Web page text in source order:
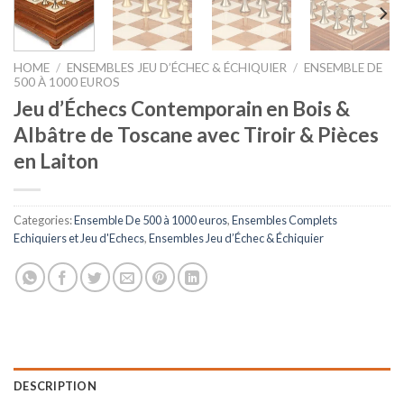
HOME / ENSEMBLES JEU D’ÉCHEC & ÉCHIQUIER / ENSEMBLE DE
500 À 1000 EUROS
Jeu d’Échecs Contemporain en Bois &
Albâtre de Toscane avec Tiroir & Pièces
en Laiton
Categories:Ensemble De 500 à 1000 euros,Ensembles Complets
Echiquiers et Jeu d'Echecs,Ensembles Jeu d’Échec & Échiquier
DESCRIPTION